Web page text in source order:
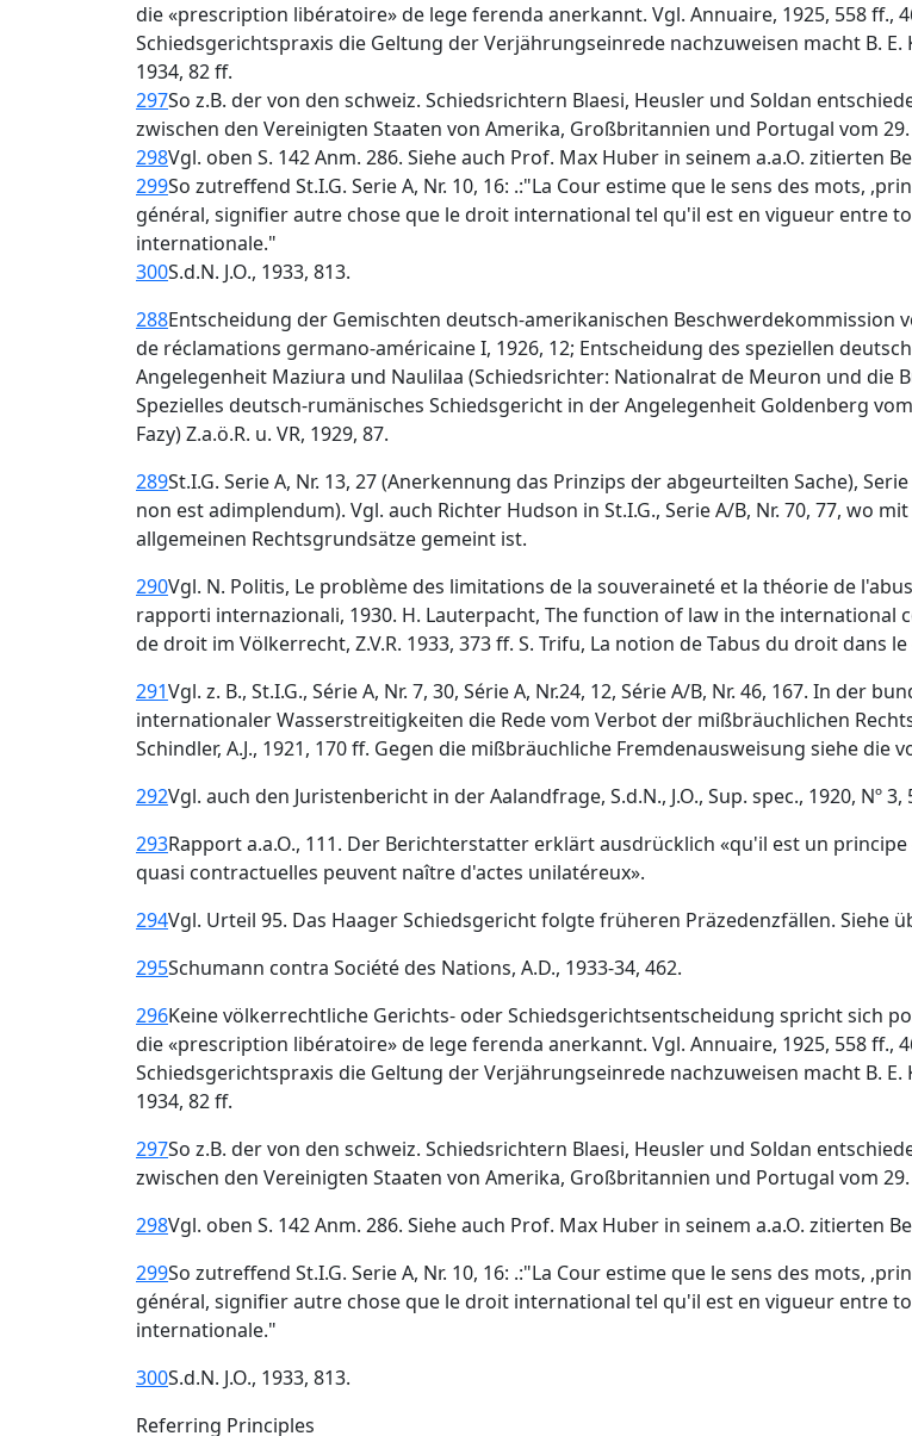
die «prescription libératoire» de lege ferenda anerkannt. Vgl. Annuaire, 1925, 558 ff.,
Schiedsgerichtspraxis die Geltung der Verjährungseinrede nachzuweisen macht B.
1934, 82 ff.
297So z.B. der von den schweiz. Schiedsrichtern Blaesi, Heusler und Soldan
zwischen den Vereinigten Staaten von Amerika, Großbritannien und Portugal vom 29.
298Vgl. oben S. 142 Anm. 286. Siehe auch Prof. Max Huber in seinem a.a.O. zitierten
299So zutreffend St.I.G. Serie A, Nr. 10, 16: .:"La Cour estime que le sens des mots,
général, signifier autre chose que le droit international tel qu'il est en vigueur entre
internationale."
300S.d.N. J.O., 1933, 813.
288Entscheidung der Gemischten deutsch-amerikanischen Beschwerdekommission
de réclamations germano-américaine I, 1926, 12; Entscheidung des speziellen
Angelegenheit Maziura und Naulilaa (Schiedsrichter: Nationalrat de Meuron und die
Spezielles deutsch-rumänisches Schiedsgericht in der Angelegenheit Goldenberg
Fazy) Z.a.ö.R. u. VR, 1929, 87.
289St.I.G. Serie A, Nr. 13, 27 (Anerkennung das Prinzips der abgeurteilten Sache),
non est adimplendum). Vgl. auch Richter Hudson in St.I.G., Serie A/B, Nr. 70, 77, wo
allgemeinen Rechtsgrundsätze gemeint ist.
290Vgl. N. Politis, Le problème des limitations de la souveraineté et la théorie de
rapporti internazionali, 1930. H. Lauterpacht, The function of law in the international
de droit im Völkerrecht, Z.V.R. 1933, 373 ff. S. Trifu, La notion de Tabus du droit dans
291Vgl. z. B., St.I.G., Série A, Nr. 7, 30, Série A, Nr.24, 12, Série A/B, Nr. 46, 167. In der
internationaler Wasserstreitigkeiten die Rede vom Verbot der mißbräuchlichen
Schindler, A.J., 1921, 170 ff. Gegen die mißbräuchliche Fremdenausweisung siehe
292Vgl. auch den Juristenbericht in der Aalandfrage, S.d.N., J.O., Sup. spec., 1920, Nº 3,
293Rapport a.a.O., 111. Der Berichterstatter erklärt ausdrücklich «qu'il est un
quasi contractuelles peuvent naître d'actes unilatéreux».
294Vgl. Urteil 95. Das Haager Schiedsgericht folgte früheren Präzedenzfällen. Siehe
295Schumann contra Société des Nations, A.D., 1933-34, 462.
296Keine völkerrechtliche Gerichts- oder Schiedsgerichtsentscheidung spricht sich
die «prescription libératoire» de lege ferenda anerkannt. Vgl. Annuaire, 1925, 558 ff.,
Schiedsgerichtspraxis die Geltung der Verjährungseinrede nachzuweisen macht B.
1934, 82 ff.
297So z.B. der von den schweiz. Schiedsrichtern Blaesi, Heusler und Soldan
zwischen den Vereinigten Staaten von Amerika, Großbritannien und Portugal vom 29.
298Vgl. oben S. 142 Anm. 286. Siehe auch Prof. Max Huber in seinem a.a.O. zitierten
299So zutreffend St.I.G. Serie A, Nr. 10, 16: .:"La Cour estime que le sens des mots,
général, signifier autre chose que le droit international tel qu'il est en vigueur entre
internationale."
300S.d.N. J.O., 1933, 813.
Referring Principles